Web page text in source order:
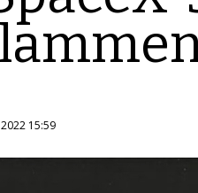
15:59